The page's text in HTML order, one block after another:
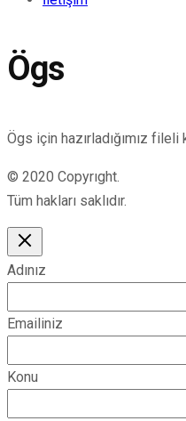
Ögs
Ögs için hazırladığımız fileli
© 2020 Copyrıght.
Tüm hakları saklıdır.
Adınız
Emailiniz
Konu